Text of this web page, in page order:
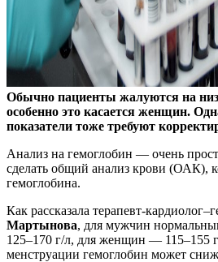
Обычно пациенты жалуются на
особенно это касается женщин.
показатели тоже требуют
Анализ на гемоглобин — очень
сделать общий анализ крови (ОАК),
гемоглобина.
Как рассказала терапевт-
Мартынова, для мужчин
125–170 г/л, для женщин — 115–155
менструации гемоглобин может